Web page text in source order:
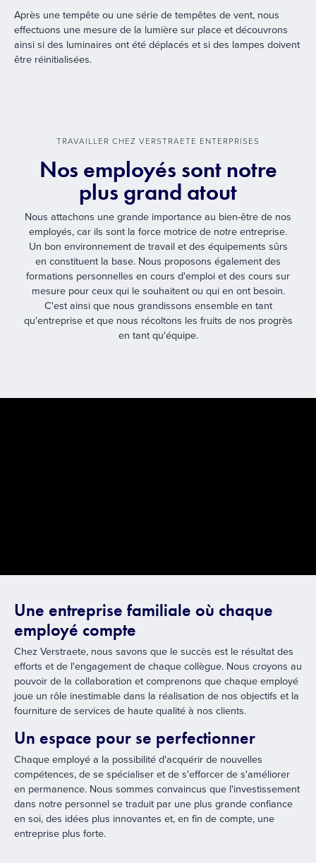
Après une tempête ou une série de tempêtes de vent, nous
effectuons une mesure de la lumière sur place et découvrons
ainsi si des luminaires ont été déplacés et si des lampes doivent
être réinitialisées.
TRAVAILLER CHEZ VERSTRAETE ENTERPRISES
Nos employés sont notre
plus grand atout
Nous attachons une grande importance au bien-être de nos
employés, car ils sont la force motrice de notre entreprise.
Un bon environnement de travail et des équipements sûrs
en constituent la base. Nous proposons également des
formations personnelles en cours d'emploi et des cours sur
mesure pour ceux qui le souhaitent ou qui en ont besoin.
C'est ainsi que nous grandissons ensemble en tant
qu'entreprise et que nous récoltons les fruits de nos progrès
en tant qu'équipe.
Une entreprise familiale où chaque
employé compte
Chez Verstraete, nous savons que le succès est le résultat des
efforts et de l'engagement de chaque collègue. Nous croyons au
pouvoir de la collaboration et comprenons que chaque employé
joue un rôle inestimable dans la réalisation de nos objectifs et la
fourniture de services de haute qualité à nos clients.
Un espace pour se perfectionner
Chaque employé a la possibilité d'acquérir de nouvelles
compétences, de se spécialiser et de s'efforcer de s'améliorer
en permanence. Nous sommes convaincus que l'investissement
dans notre personnel se traduit par une plus grande confiance
en soi, des idées plus innovantes et, en fin de compte, une
entreprise plus forte.